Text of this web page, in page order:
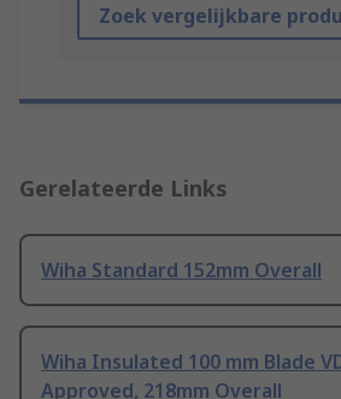
Zoek vergelijkbare
Gerelateerde Links
Wiha Standard 152mm Overall
Wiha Insulated 100 mm Blade
Approved, 218mm Overall